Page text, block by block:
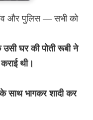
और पुलिस — सभी को
उसी घर की पोती रूबी ने
थी।
के साथ भागकर शादी कर